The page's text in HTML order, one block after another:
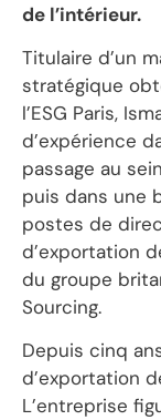
de l’intérieur.
Titulaire d’un
stratégique
l’ESG Paris,
d’expérience
passage au
puis dans une
postes de
d’exportation
du groupe
Sourcing.
Depuis cinq
d’exportation
L’entreprise